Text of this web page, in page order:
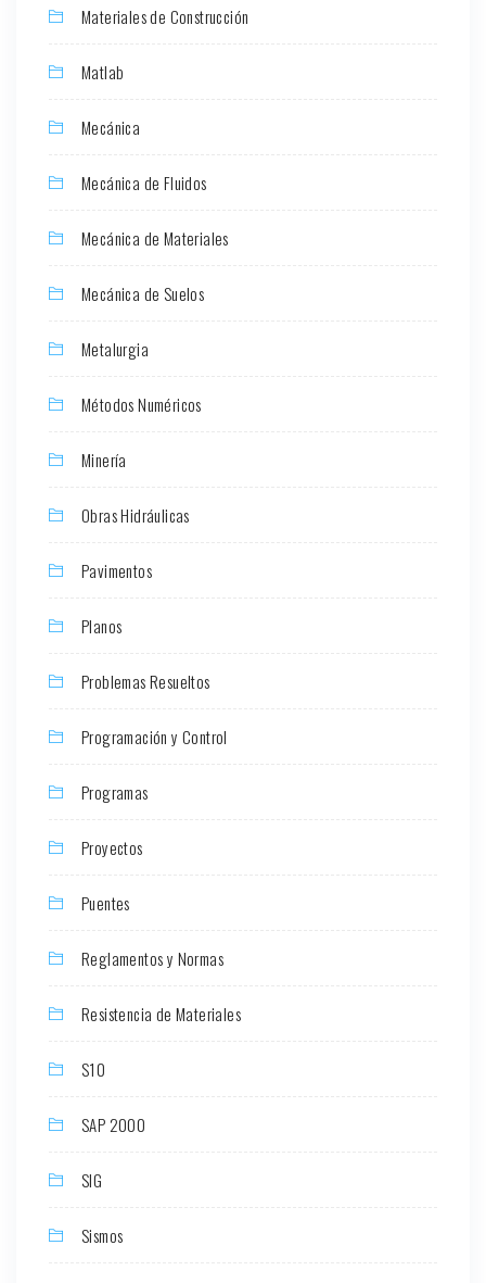
Materiales de Construcción
Matlab
Mecánica
Mecánica de Fluidos
Mecánica de Materiales
Mecánica de Suelos
Metalurgia
Métodos Numéricos
Minería
Obras Hidráulicas
Pavimentos
Planos
Problemas Resueltos
Programación y Control
Programas
Proyectos
Puentes
Reglamentos y Normas
Resistencia de Materiales
S10
SAP 2000
SIG
Sismos